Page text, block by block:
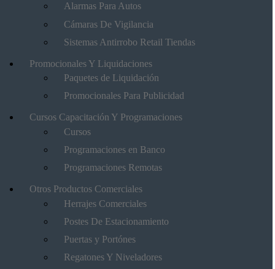
Alarmas Para Autos
Cámaras De Vigilancia
Sistemas Antirrobo Retail Tiendas
Promocionales Y Liquidaciones
Paquetes de Liquidación
Promocionales Para Publicidad
Cursos Capacitación Y Programaciones
Cursos
Programaciones en Banco
Programaciones Remotas
Otros Productos Comerciales
Herrajes Comerciales
Postes De Estacionamiento
Puertas y Portónes
Regatones Y Niveladores